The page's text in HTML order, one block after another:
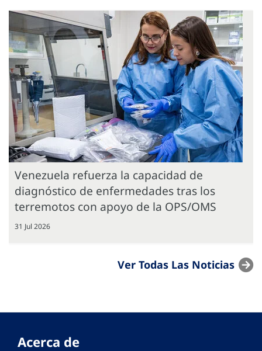
Venezuela refuerza la capacidad de
diagnóstico de enfermedades tras los
terremotos con apoyo de la OPS/OMS
31 Jul 2026
Ver Todas Las Noticias
Acerca de